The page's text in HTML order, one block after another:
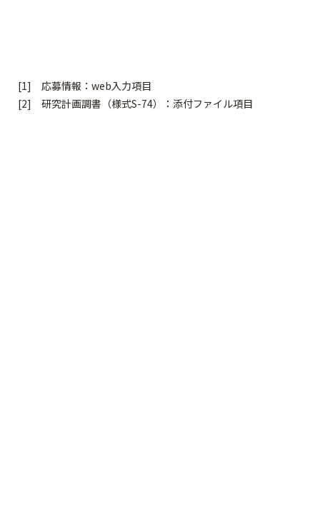
[1] 応募情報：web入力項目
[2] 研究計画調書（様式S-74）：添付ファイル項目